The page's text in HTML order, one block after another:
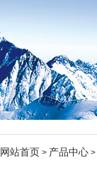
网站首页 > 产品中心 >